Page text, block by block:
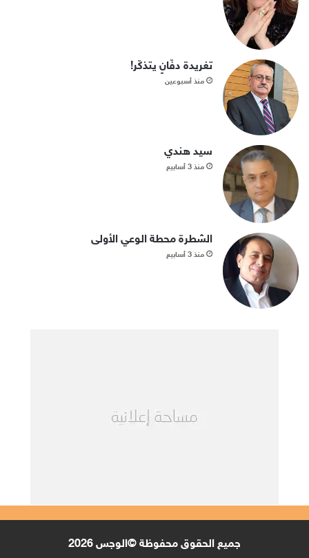
تغريدة دفّانٍ يتذكّر!
منذ أسبوعين
سيد هندي
منذ 3 أسابيع
الشطرة محطة الوعي الأولى
منذ 3 أسابيع
جميع الحقوق محفوظة ©الوجس 2026